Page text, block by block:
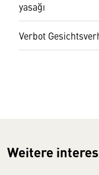
yasağı
Verbot
Weitere